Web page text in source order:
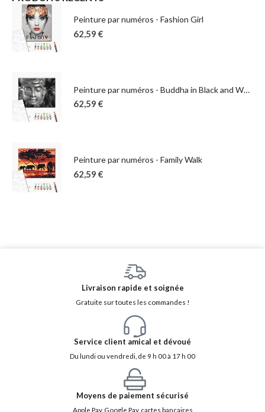
Peinture par numéros - Fashion Girl
62,59 €
Peinture par numéros - Buddha in Black and White
62,59 €
Peinture par numéros - Family Walk
62,59 €
Livraison rapide et soignée
Gratuite sur toutes les commandes !
Service client amical et dévoué
Du lundi ou vendredi, de 9 h 00 à 17 h 00
Moyens de paiement sécurisé
Apple Pay, Google Pay, cartes bancaires